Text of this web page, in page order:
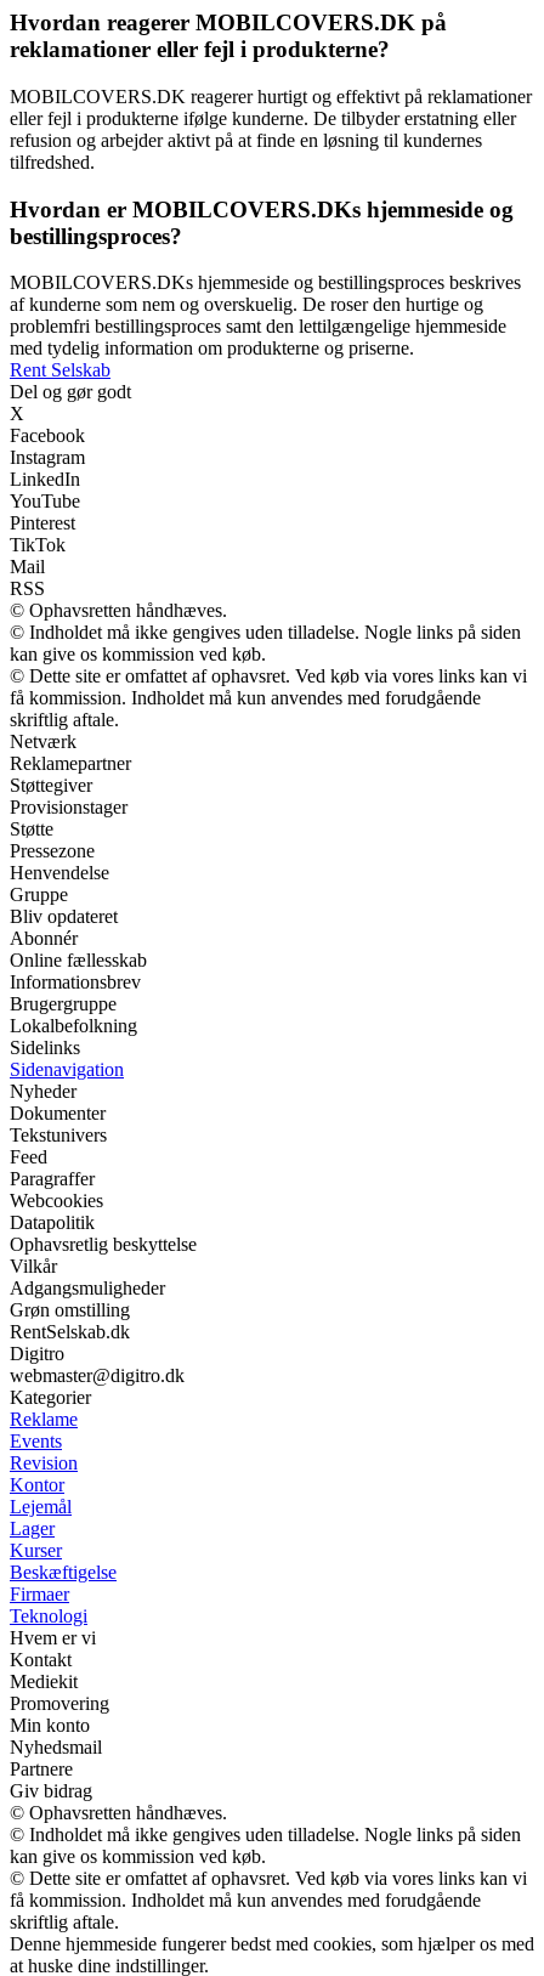
Hvordan reagerer MOBILCOVERS.DK på
reklamationer eller fejl i produkterne?
MOBILCOVERS.DK reagerer hurtigt og effektivt på reklamationer
eller fejl i produkterne ifølge kunderne. De tilbyder erstatning eller
refusion og arbejder aktivt på at finde en løsning til kundernes
tilfredshed.
Hvordan er MOBILCOVERS.DKs hjemmeside og
bestillingsproces?
MOBILCOVERS.DKs hjemmeside og bestillingsproces beskrives
af kunderne som nem og overskuelig. De roser den hurtige og
problemfri bestillingsproces samt den lettilgængelige hjemmeside
med tydelig information om produkterne og priserne.
Rent Selskab
Del og gør godt
X
Facebook
Instagram
LinkedIn
YouTube
Pinterest
TikTok
Mail
RSS
© Ophavsretten håndhæves.
© Indholdet må ikke gengives uden tilladelse. Nogle links på siden
kan give os kommission ved køb.
© Dette site er omfattet af ophavsret. Ved køb via vores links kan vi
få kommission. Indholdet må kun anvendes med forudgående
skriftlig aftale.
Netværk
Reklamepartner
Støttegiver
Provisionstager
Støtte
Pressezone
Henvendelse
Gruppe
Bliv opdateret
Abonnér
Online fællesskab
Informationsbrev
Brugergruppe
Lokalbefolkning
Sidelinks
Sidenavigation
Nyheder
Dokumenter
Tekstunivers
Feed
Paragraffer
Webcookies
Datapolitik
Ophavsretlig beskyttelse
Vilkår
Adgangsmuligheder
Grøn omstilling
RentSelskab.dk
Digitro
webmaster@digitro.dk
Kategorier
Reklame
Events
Revision
Kontor
Lejemål
Lager
Kurser
Beskæftigelse
Firmaer
Teknologi
Hvem er vi
Kontakt
Mediekit
Promovering
Min konto
Nyhedsmail
Partnere
Giv bidrag
© Ophavsretten håndhæves.
© Indholdet må ikke gengives uden tilladelse. Nogle links på siden
kan give os kommission ved køb.
© Dette site er omfattet af ophavsret. Ved køb via vores links kan vi
få kommission. Indholdet må kun anvendes med forudgående
skriftlig aftale.
Denne hjemmeside fungerer bedst med cookies, som hjælper os med
at huske dine indstillinger.